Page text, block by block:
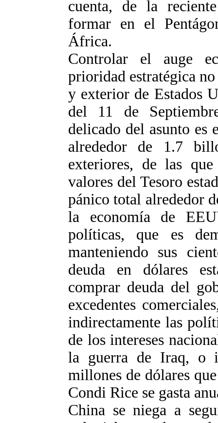
cuenta, de la
formar en el
África.
Controlar el auge
prioridad estratégica
y exterior de Estados
del 11 de
delicado del asunto es
alrededor de 1.7
exteriores, de las
valores del Tesoro
pánico total alrededor
la economía de
políticas, que es
manteniendo sus
deuda en dólares
comprar deuda del
excedentes
indirectamente las
de los intereses
la guerra de Iraq, o
millones de dólares
Condi Rice se gasta
China se niega a